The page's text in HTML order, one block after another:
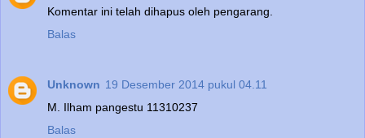
Komentar ini telah dihapus oleh pengarang.
Balas
Unknown 19 Desember 2014 pukul 04.11
M. Ilham pangestu 11310237
Balas